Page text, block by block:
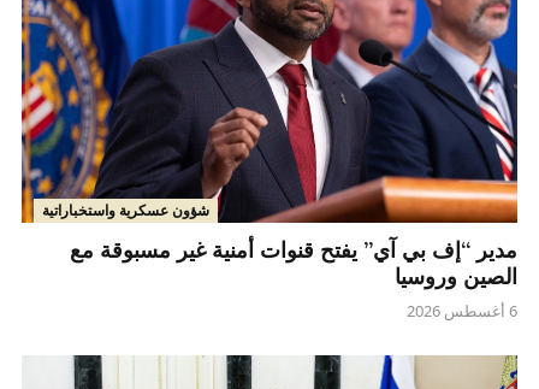
شؤون عسكرية واستخباراتية
مدير “إف بي آي” يفتح قنوات أمنية غير مسبوقة مع
الصين وروسيا
6 أغسطس 2026